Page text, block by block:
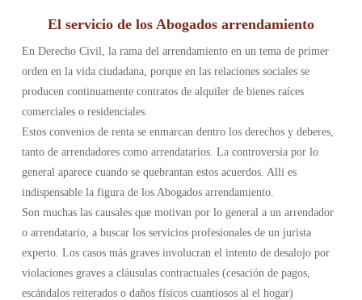
El servicio de los Abogados arrendamiento
En Derecho Civil, la rama del arrendamiento en un tema de primer
orden en la vida ciudadana, porque en las relaciones sociales se
producen continuamente contratos de alquiler de bienes raíces
comerciales o residenciales.
Estos convenios de renta se enmarcan dentro los derechos y deberes,
tanto de arrendadores como arrendatarios. La controversia por lo
general aparece cuando se quebrantan estos acuerdos. Allí es
indispensable la figura de los Abogados arrendamiento.
Son muchas las causales que motivan por lo general a un arrendador
o arrendatario, a buscar los servicios profesionales de un jurista
experto. Los casos más graves involucran el intento de desalojo por
violaciones graves a cláusulas contractuales (cesación de pagos,
escándalos reiterados o daños físicos cuantiosos al el hogar)